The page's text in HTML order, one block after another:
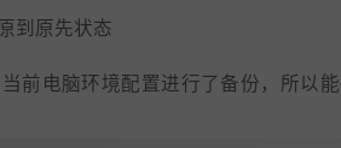
到原先状态
前电脑环境配置进行了备份，所以